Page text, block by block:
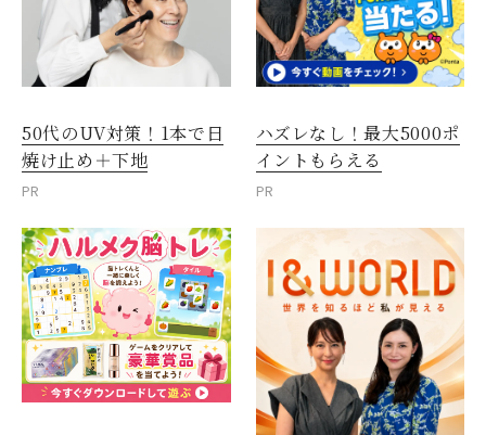
50代のUV対策！1本で日
焼け止め＋下地
PR
ハズレなし！最大5000ポ
イントもらえる
PR